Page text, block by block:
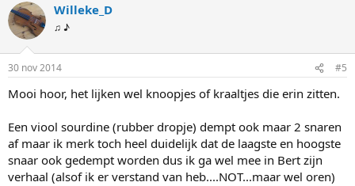
Willeke_D
♫ ♪
30 nov 2014 #5
Mooi hoor, het lijken wel knoopjes of kraaltjes die erin zitten.
Een viool sourdine (rubber dropje) dempt ook maar 2 snaren
af maar ik merk toch heel duidelijk dat de laagste en hoogste
snaar ook gedempt worden dus ik ga wel mee in Bert zijn
verhaal (alsof ik er verstand van heb....NOT...maar wel oren)